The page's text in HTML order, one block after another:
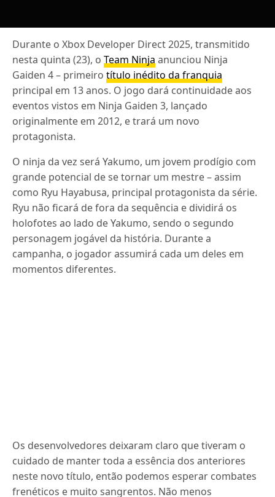
Durante o Xbox Developer Direct 2025, transmitido
nesta quinta (23), oTeam Ninja anunciou Ninja
Gaiden 4 – primeirotítulo inédito da franquia
principal em 13 anos. O jogo dará continuidade aos
eventos vistos em Ninja Gaiden 3, lançado
originalmente em 2012, e trará um novo
protagonista.
O ninja da vez será Yakumo, um jovem prodígio com
grande potencial de se tornar um mestre – assim
como Ryu Hayabusa, principal protagonista da série.
Ryu não ficará de fora da sequência e dividirá os
holofotes ao lado de Yakumo, sendo o segundo
personagem jogável da história. Durante a
campanha, o jogador assumirá cada um deles em
momentos diferentes.
Os desenvolvedores deixaram claro que tiveram o
cuidado de manter toda a essência dos anteriores
neste novo título, então podemos esperar combates
frenéticos e muito sangrentos. Não menos